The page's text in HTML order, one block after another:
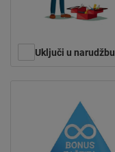
Uključi u narudžbu